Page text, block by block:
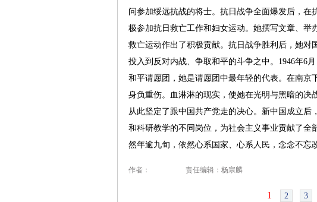
问参加绥远抗战的将士。抗日战争全面爆发后，
极参加抗日救亡工作和妇女运动。她撰写文章、举
救亡运动作出了积极贡献。抗日战争胜利后，她
投入到反对内战、争取和平的斗争之中。1946年6
和平请愿团，她是请愿团中最年轻的代表。在南
身负重伤。血淋淋的现实，使她在光明与黑暗的决
从此坚定了跟中国共产党走的决心。新中国成立
和科研教学的不同岗位，为社会主义事业贡献了全
然年逾九旬，依然心系国家、心系人民，念念不忘
作者： 责任编辑：杨宗麟
1 2 3